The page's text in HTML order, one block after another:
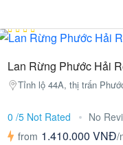
Lan Rừng Phước Hải
Tỉnh lộ 44A, thị trấn
0 /5 Not Rated
No
from 1.410.000 VNĐ/